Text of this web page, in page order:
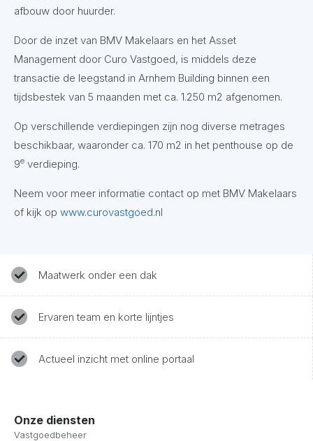
afbouw door huurder.
Door de inzet van BMV Makelaars en het Asset
Management door Curo Vastgoed, is middels deze
transactie de leegstand in Arnhem Building binnen een
tijdsbestek van 5 maanden met ca. 1.250 m2 afgenomen.
Op verschillende verdiepingen zijn nog diverse metrages
beschikbaar, waaronder ca. 170 m2 in het penthouse op de
9e verdieping.
Neem voor meer informatie contact op met BMV Makelaars
of kijk op www.curovastgoed.nl
Maatwerk onder een dak
Ervaren team en korte lijntjes
Actueel inzicht met online portaal
Onze diensten
Vastgoedbeheer